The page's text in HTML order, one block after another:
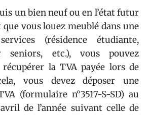
un bien neuf ou en l’état futur
que vous louez meublé dans une
(résidence étudiante,
seniors, etc.), vous pouvez
la TVA payée lors de
vous devez déposer une
(formulaire n°3517-S-SD) au
de l’année suivant celle de